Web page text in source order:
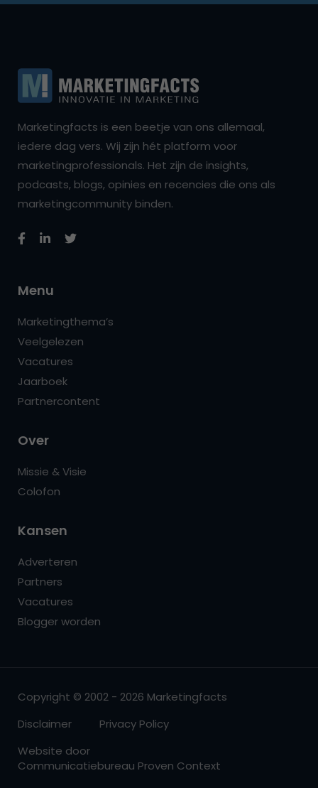
Marketingfacts is een beetje van ons allemaal,
iedere dag vers. Wij zijn hét platform voor
marketingprofessionals. Het zijn de insights,
podcasts, blogs, opinies en recencies die ons als
marketingcommunity binden.
Menu
Marketingthema’s
Veelgelezen
Vacatures
Jaarboek
Partnercontent
Over
Missie & Visie
Colofon
Kansen
Adverteren
Partners
Vacatures
Blogger worden
Copyright © 2002 - 2026 Marketingfacts
Disclaimer
Privacy Policy
Website door
Communicatiebureau Proven Context